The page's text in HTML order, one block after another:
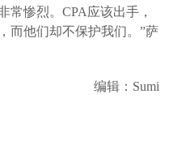
常惨烈。CPA应该出手，
而他们却不保护我们。”萨
编辑：Sumi